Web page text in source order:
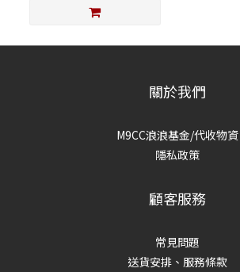
關於我們
M9CC浪浪基金/代收物資
隱私政策
顧客服務
常見問題
送貨安排、服務條款